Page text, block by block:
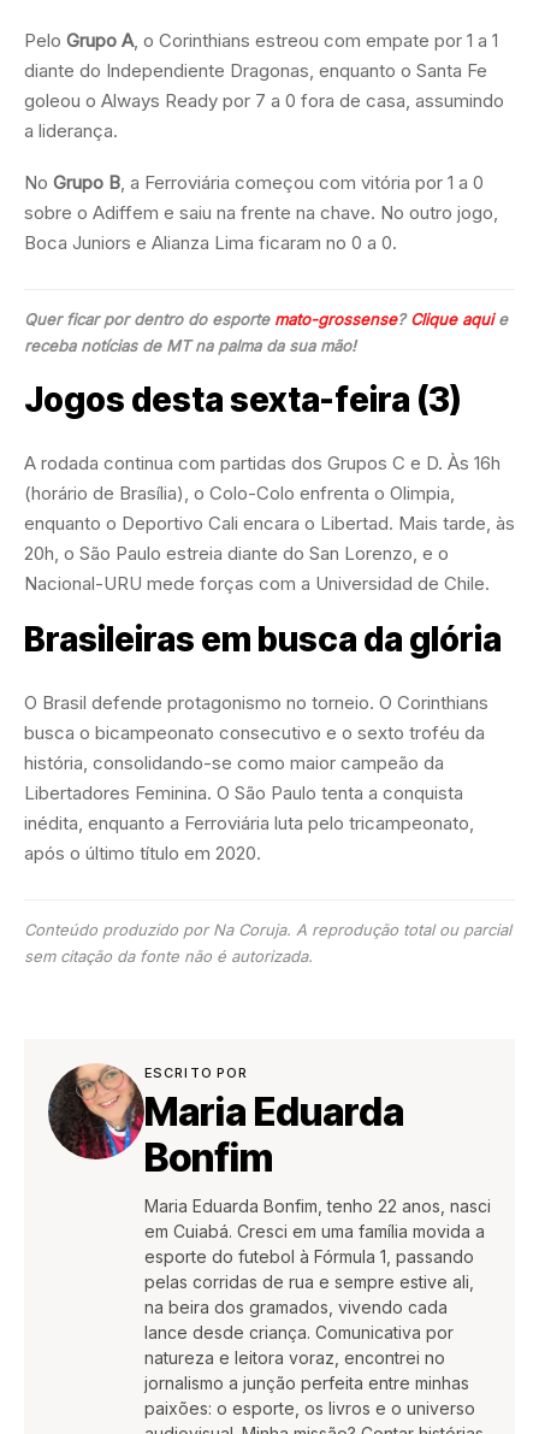
Pelo Grupo A, o Corinthians estreou com empate por 1 a 1
diante do Independiente Dragonas, enquanto o Santa Fe
goleou o Always Ready por 7 a 0 fora de casa, assumindo
a liderança.
No Grupo B, a Ferroviária começou com vitória por 1 a 0
sobre o Adiffem e saiu na frente na chave. No outro jogo,
Boca Juniors e Alianza Lima ficaram no 0 a 0.
Quer ficar por dentro do esporte mato-grossense?Clique aquie
receba notícias de MT na palma da sua mão!
Jogos desta sexta-feira (3)
A rodada continua com partidas dos Grupos C e D. Às 16h
(horário de Brasília), o Colo-Colo enfrenta o Olimpia,
enquanto o Deportivo Cali encara o Libertad. Mais tarde, às
20h, o São Paulo estreia diante do San Lorenzo, e o
Nacional-URU mede forças com a Universidad de Chile.
Brasileiras em busca da glória
O Brasil defende protagonismo no torneio. O Corinthians
busca o bicampeonato consecutivo e o sexto troféu da
história, consolidando-se como maior campeão da
Libertadores Feminina. O São Paulo tenta a conquista
inédita, enquanto a Ferroviária luta pelo tricampeonato,
após o último título em 2020.
Conteúdo produzido por Na Coruja. A reprodução total ou parcial
sem citação da fonte não é autorizada.
ESCRITO POR
Maria Eduarda
Bonfim
Maria Eduarda Bonfim, tenho 22 anos, nasci
em Cuiabá. Cresci em uma família movida a
esporte do futebol à Fórmula 1, passando
pelas corridas de rua e sempre estive ali,
na beira dos gramados, vivendo cada
lance desde criança. Comunicativa por
natureza e leitora voraz, encontrei no
jornalismo a junção perfeita entre minhas
paixões: o esporte, os livros e o universo